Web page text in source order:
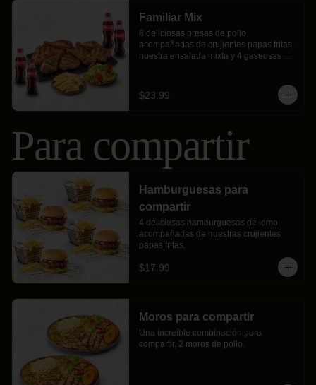
Familiar Mix
8 deliciosas presas de pollo
acompañadas de crujientes papas fritas,
nuestra ensalada mixta y 4 gaseosas
$23.99
Para compartir
Hamburguesas para
compartir
4 deliciosas hamburguesas de lomo
acompañadas de nuestras crujientes
papas fritas.
$17.99
Moros para compartir
Una increíble combinación para
compartir, 2 moros de pollo.